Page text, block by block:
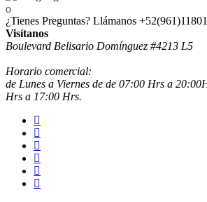
¿Tienes Preguntas? Llámanos
Visítanos
Boulevard Belisario Domínguez #4213 L5
Horario comercial:
de Lunes a Viernes de de 07:00 Hrs a
Hrs a 17:00 Hrs.